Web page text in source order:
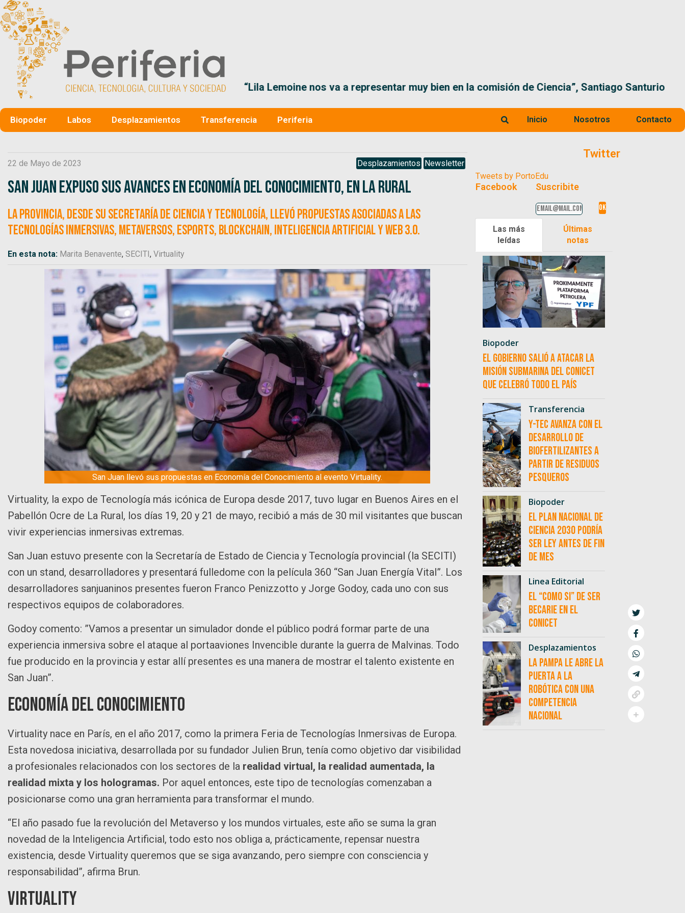
“Lila Lemoine nos va a representar muy bien en la comisión de Ciencia”, Santiago Santurio
Biopoder Labos Desplazamientos Transferencia Periferia Inicio Nosotros Contacto
22 de Mayo de 2023 Desplazamientos Newsletter
San Juan expuso sus avances en Economía del Conocimiento, en La Rural
La provincia, desde su Secretaría de Ciencia y Tecnología, llevó propuestas asociadas a las
tecnologías inmersivas, metaversos, esports, blockchain, inteligencia artificial y web 3.0.
En esta nota: Marita Benavente, SECITI, Virtuality
San Juan llevó sus propuestas en Economía del Conocimiento al evento Virtuality.
Virtuality, la expo de Tecnología más icónica de Europa desde 2017, tuvo lugar en Buenos Aires en el
Pabellón Ocre de La Rural, los días 19, 20 y 21 de mayo, recibió a más de 30 mil visitantes que buscan
vivir experiencias inmersivas extremas.
San Juan estuvo presente con la Secretaría de Estado de Ciencia y Tecnología provincial (la SECITI)
con un stand, desarrolladores y presentará fulledome con la película 360 “San Juan Energía Vital”. Los
desarrolladores sanjuaninos presentes fueron Franco Penizzotto y Jorge Godoy, cada uno con sus
respectivos equipos de colaboradores.
Godoy comento: ”Vamos a presentar un simulador donde el público podrá formar parte de una
experiencia inmersiva sobre el ataque al portaaviones Invencible durante la guerra de Malvinas. Todo
fue producido en la provincia y estar allí presentes es una manera de mostrar el talento existente en
San Juan”.
Economía del Conocimiento
Virtuality nace en París, en el año 2017, como la primera Feria de Tecnologías Inmersivas de Europa.
Esta novedosa iniciativa, desarrollada por su fundador Julien Brun, tenía como objetivo dar visibilidad
a profesionales relacionados con los sectores de la realidad virtual, la realidad aumentada, la
realidad mixta y los hologramas. Por aquel entonces, este tipo de tecnologías comenzaban a
posicionarse como una gran herramienta para transformar el mundo.
“El año pasado fue la revolución del Metaverso y los mundos virtuales, este año se suma la gran
novedad de la Inteligencia Artificial, todo esto nos obliga a, prácticamente, repensar nuestra
existencia, desde Virtuality queremos que se siga avanzando, pero siempre con consciencia y
responsabilidad”, afirma Brun.
Virtuality
Twitter
Tweets by PortoEdu
Facebook Suscribite
Las más
leídas
Últimas
notas
Biopoder
El Gobierno salió a atacar la
misión submarina del CONICET
que celebró todo el país
Transferencia
Y-TEC avanza con el
desarrollo de
biofertilizantes a
partir de residuos
pesqueros
Biopoder
El Plan Nacional de
Ciencia 2030 podría
ser ley antes de fin
de mes
Linea Editorial
El “como si” de ser
becarie en el
CONICET
Desplazamientos
La Pampa le abre la
puerta a la
robótica con una
competencia
nacional